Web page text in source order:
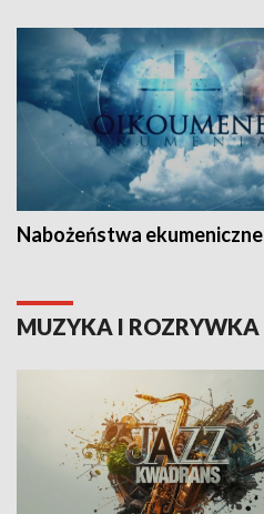
Nabożeństwa ekumeniczne
MUZYKA I ROZRYWKA